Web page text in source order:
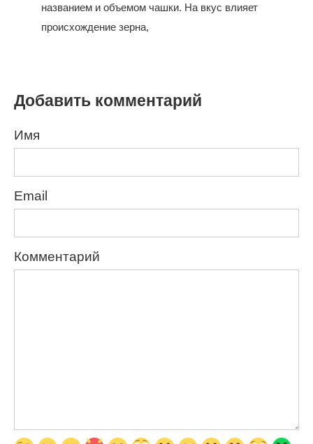
названием и объемом чашки. На вкус влияет
происхождение зерна,
Добавить комментарий
Имя
Email
Комментарий